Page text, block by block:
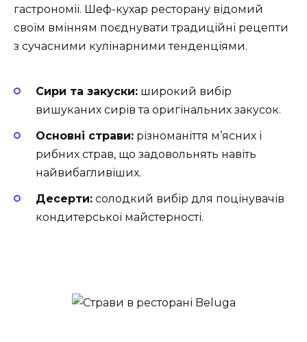
гастрономії. Шеф-кухар ресторану відомий
своїм вмінням поєднувати традиційні рецепти
з сучасними кулінарними тенденціями.
Сири та закуски: широкий вибір
вишуканих сирів та оригінальних закусок.
Основні страви: різноманіття м’ясних і
рибних страв, що задовольнять навіть
найвибагливіших.
Десерти: солодкий вибір для поцінувачів
кондитерської майстерності.